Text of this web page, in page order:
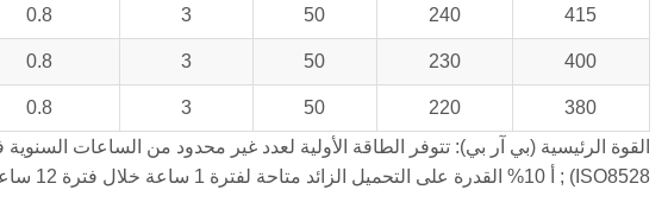
415
240
50
3
0.8
400
230
50
3
0.8
380
220
50
3
0.8
ISO8528) ; أ 10% القدرة على التحميل الزائد متاحة لفترة 1 ساعة خلال فترة 12 ساعة من التشغيل.